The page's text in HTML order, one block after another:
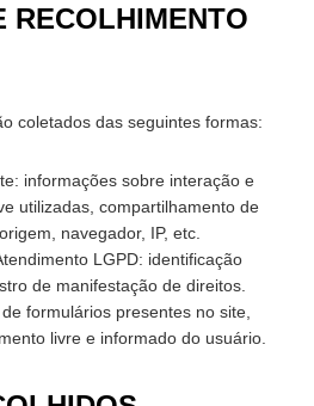
RECOLHIMENTO
coletados das seguintes formas:
informações sobre interação e
utilizadas, compartilhamento de
navegador, IP, etc.
LGPD: identificação
de manifestação de direitos.
formulários presentes no site,
livre e informado do usuário.